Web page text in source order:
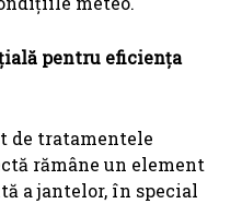
pentru eficiența
de tratamentele
rămâne un element
a jantelor, în special